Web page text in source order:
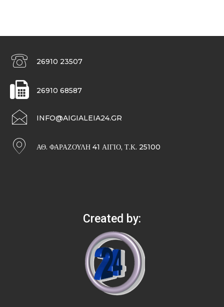
26910 23507
26910 68587
INFO@AIGIALEIA24.GR
ΑΘ. ΦΑΡΑΖΟΥΛΉ 41 ΑΊΓΙΟ, Τ.Κ. 25100
Created by: